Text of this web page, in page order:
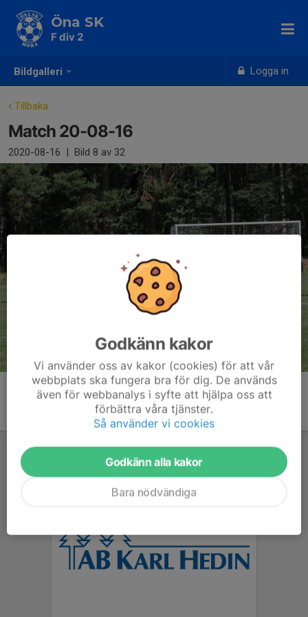
Bildgalleri Logga in
Öna SK
F div 2
Tillbaka
Match 20-08-16
2020-08-16 | Bild 8 av 32
Godkänn kakor
Vi använder oss av kakor (cookies) för att vår
webbplats ska fungera bra för dig. De används
även för webbanalys i syfte att hjälpa oss att
förbättra våra tjänster.
Så använder vi cookies
Godkänn alla kakor
Bara nödvändiga